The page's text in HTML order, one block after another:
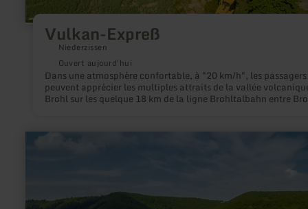
Vulkan-Expreß
Niederzissen
Ouvert aujourd'hui
Dans une atmosphère confortable, à "20 km/h", les passagers
peuvent apprécier les multiples attraits de la vallée
Brohl sur les quelque 18 km de la ligne Brohltalbahn entre
Kermeter